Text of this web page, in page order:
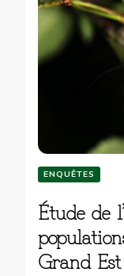
ENQUÊTES
Étude de
Grand Est